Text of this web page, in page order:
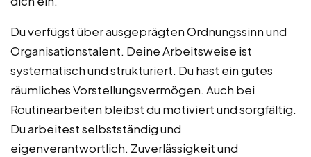
Du verfügst über ausgeprägten Ordnungssinn und
Organisationstalent. Deine Arbeitsweise ist
systematisch und strukturiert. Du hast ein gutes
räumliches Vorstellungsvermögen. Auch bei
Routinearbeiten bleibst du motiviert und sorgfältig.
Du arbeitest selbstständig und
eigenverantwortlich. Zuverlässigkeit und